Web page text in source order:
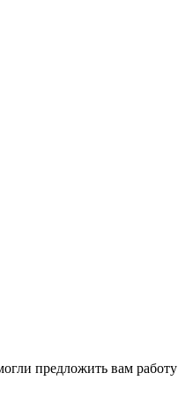
предложить вам работу